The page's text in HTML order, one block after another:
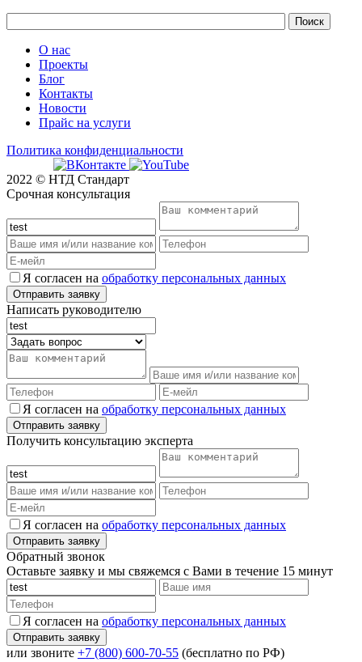
О нас
Проекты
Блог
Контакты
Новости
Прайс на услуги
Политика конфиденциальности
2022 © НТД Стандарт
Срочная консультация
Я согласен на обработку персональных данных
Написать руководителю
Я согласен на обработку персональных данных
Получить консультацию эксперта
Я согласен на обработку персональных данных
Обратный звонок
Оставьте заявку и мы свяжемся с Вами в течение 15 минут
Я согласен на обработку персональных данных
или звоните +7 (800) 600-70-55 (бесплатно по РФ)